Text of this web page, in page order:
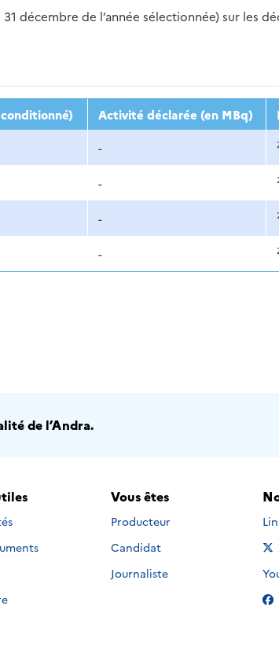
décembre de l’année sélectionnée) sur les
2017 2018 2019
Activité déclarée (en MBq)
-
-
-
-
de l’Andra.
Vous êtes
Producteur
Candidat
Journaliste